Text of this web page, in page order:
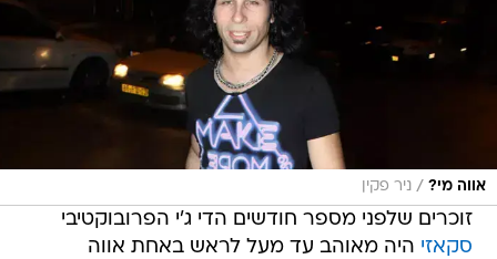
אווה מי? / ניר פקין
זוכרים שלפני מספר חודשים הדי ג'י הפרובוקטיבי
סקאזי היה מאוהב עד מעל לראש באחת אווה